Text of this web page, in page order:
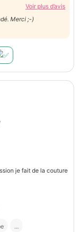
Voir plus d’avis
Merci ;-)
je fait de la couture
...